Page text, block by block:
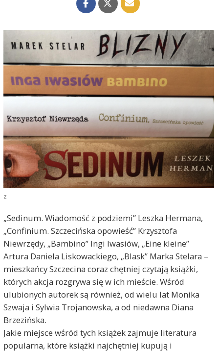
z
„Sedinum. Wiadomość z podziemi” Leszka Hermana,
„Confinium. Szczecińska opowieść” Krzysztofa
Niewrzędy, „Bambino” Ingi Iwasiów, „Eine kleine”
Artura Daniela Liskowackiego, „Blask” Marka Stelara –
mieszkańcy Szczecina coraz chętniej czytają książki,
których akcja rozgrywa się w ich mieście. Wśród
ulubionych autorek są również, od wielu lat Monika
Szwaja i Sylwia Trojanowska, a od niedawna Diana
Brzezińska.
Jakie miejsce wśród tych książek zajmuje literatura
popularna, które książki najchętniej kupują i